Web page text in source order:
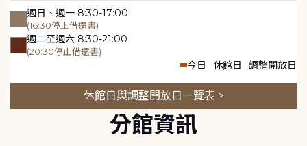
週日、週一 8:30-17:00
(16:30停止借還書)
週二至週六 8:30-21:00
(20:30停止借還書)
今日 休館日 調整開放日
休館日與調整開放日一覽表 >
分館資訊